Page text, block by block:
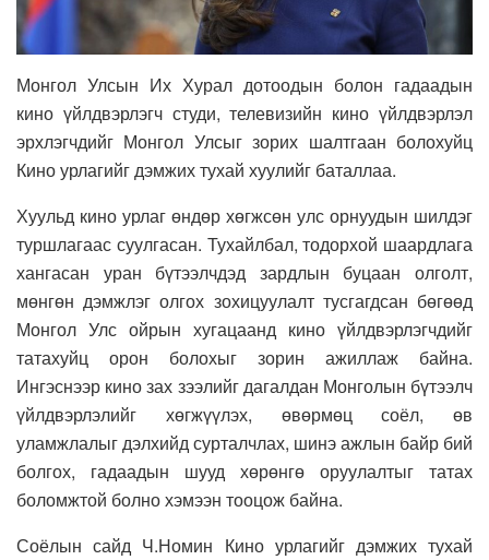
Монгол Улсын Их Хурал дотоодын болон гадаадын
кино үйлдвэрлэгч студи, телевизийн кино үйлдвэрлэл
эрхлэгчдийг Монгол Улсыг зорих шалтгаан болохуйц
Кино урлагийг дэмжих тухай хуулийг баталлаа.
Хуульд кино урлаг өндөр хөгжсөн улс орнуудын шилдэг
туршлагаас суулгасан. Тухайлбал, тодорхой шаардлага
хангасан уран бүтээлчдэд зардлын буцаан олголт,
мөнгөн дэмжлэг олгох зохицуулалт тусгагдсан бөгөөд
Монгол Улс ойрын хугацаанд кино үйлдвэрлэгчдийг
татахуйц орон болохыг зорин ажиллаж байна.
Ингэснээр кино зах зээлийг дагалдан Монголын бүтээлч
үйлдвэрлэлийг хөгжүүлэх, өвөрмөц соёл, өв
уламжлалыг дэлхийд сурталчлах, шинэ ажлын байр бий
болгох, гадаадын шууд хөрөнгө оруулалтыг татах
боломжтой болно хэмээн тооцож байна.
Соёлын сайд Ч.Номин Кино урлагийг дэмжих тухай